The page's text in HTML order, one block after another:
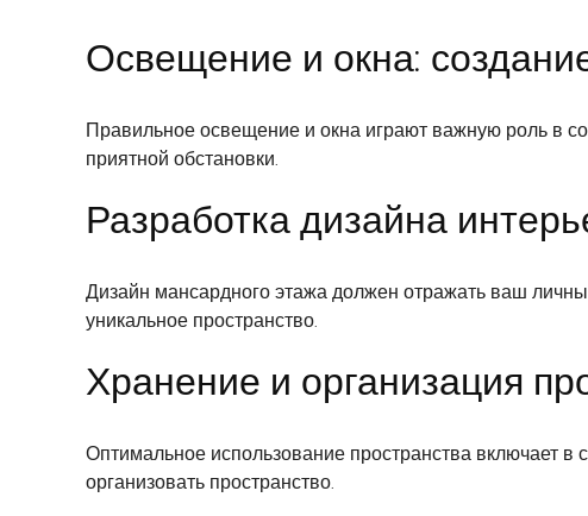
Освещение и окна:
Правильное освещение и окна играют важную роль в
приятной обстановки.
Разработка дизайна
Дизайн мансардного этажа должен отражать ваш
уникальное пространство.
Хранение и организация
Оптимальное использование пространства включает
организовать пространство.